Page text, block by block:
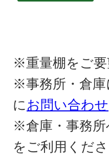
※重量棚をご要
※事務所・倉庫
にお問い合わせ
※倉庫・事務所
をご利用くださ